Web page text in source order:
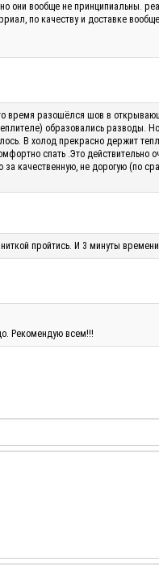
они вообще не принципиальны.
по качеству и доставке
время разошёлся шов в
образовались разводы.
В холод прекрасно держит
спать .Это действительно
качественную, не дорогую (по
пройтись. И 3 минуты
Рекомендую всем!!!